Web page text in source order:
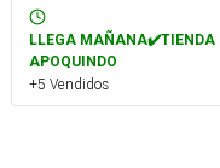
LLEGA MAÑANA✔️TIENDA
APOQUINDO
+5 Vendidos